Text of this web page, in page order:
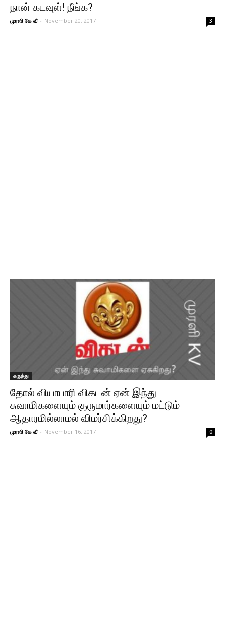
நான் கடவுள்! நீங்க?
முரளி கே வீ - November 20, 2017 3
கருத்து
தோல் வியாபாரி விகடன் ஏன் இந்து
சுவாமிகளையும் குருமார்களையும் மட்டும்
ஆதாரமில்லாமல் விமர்சிக்கிறது?
முரளி கே வீ - November 16, 2017 0